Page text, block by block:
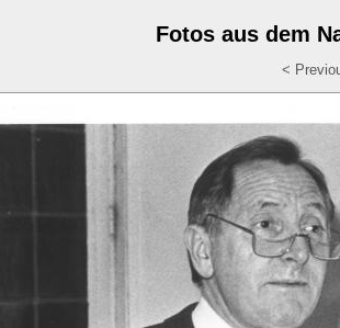
Fotos aus dem
<